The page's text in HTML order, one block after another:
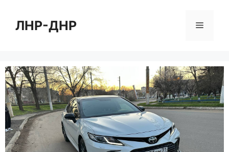
содержимому
ЛНР-ДНР Меню